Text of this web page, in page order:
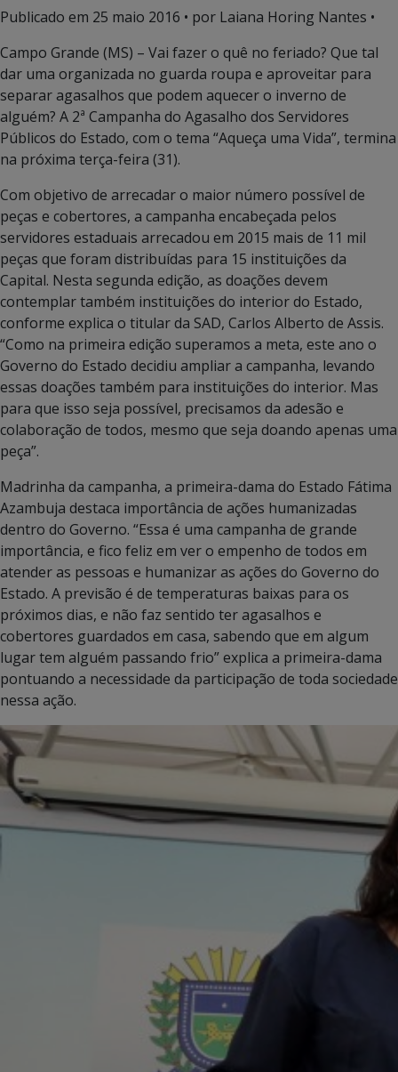
Publicado em 25 maio 2016 • por Laiana Horing Nantes •
Campo Grande (MS) – Vai fazer o quê no feriado? Que tal
dar uma organizada no guarda roupa e aproveitar para
separar agasalhos que podem aquecer o inverno de
alguém? A 2ª Campanha do Agasalho dos Servidores
Públicos do Estado, com o tema “Aqueça uma Vida”, termina
na próxima terça-feira (31).
Com objetivo de arrecadar o maior número possível de
peças e cobertores, a campanha encabeçada pelos
servidores estaduais arrecadou em 2015 mais de 11 mil
peças que foram distribuídas para 15 instituições da
Capital. Nesta segunda edição, as doações devem
contemplar também instituições do interior do Estado,
conforme explica o titular da SAD, Carlos Alberto de Assis.
“Como na primeira edição superamos a meta, este ano o
Governo do Estado decidiu ampliar a campanha, levando
essas doações também para instituições do interior. Mas
para que isso seja possível, precisamos da adesão e
colaboração de todos, mesmo que seja doando apenas uma
peça”.
Madrinha da campanha, a primeira-dama do Estado Fátima
Azambuja destaca importância de ações humanizadas
dentro do Governo. “Essa é uma campanha de grande
importância, e fico feliz em ver o empenho de todos em
atender as pessoas e humanizar as ações do Governo do
Estado. A previsão é de temperaturas baixas para os
próximos dias, e não faz sentido ter agasalhos e
cobertores guardados em casa, sabendo que em algum
lugar tem alguém passando frio” explica a primeira-dama
pontuando a necessidade da participação de toda sociedade
nessa ação.